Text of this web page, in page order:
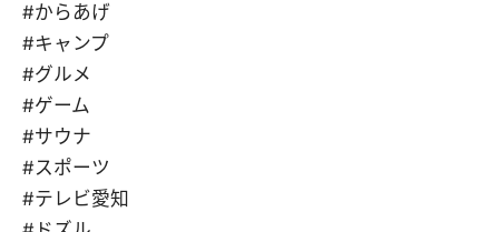
#からあげ
#キャンプ
#グルメ
#ゲーム
#サウナ
#スポーツ
#テレビ愛知